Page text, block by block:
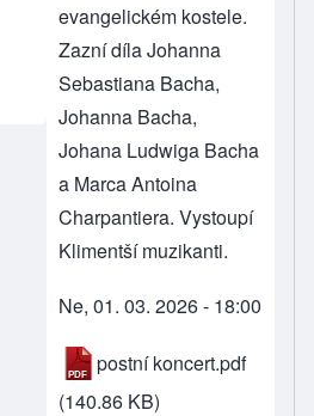
evangelickém kostele.
Zazní díla Johanna
Sebastiana Bacha,
Johanna Bacha,
Johana Ludwiga Bacha
a Marca Antoina
Charpantiera. Vystoupí
Klimentší muzikanti.
Ne, 01. 03. 2026 - 18:00
postní koncert.pdf
(140.86 KB)